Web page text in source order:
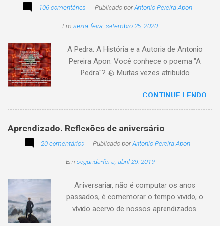
imagem postada a cada quinzena. Acima, a
participação na segunda edição dessa
encantando . Segue a sós o caminhante,
itinerante pensador, sob o céu, sobre o
caminho, toca a vida a caminhar. Vem de
não tarda, não demora,
106 comentários Publicado porAntonio Pereira Apon
Em sexta-feira, setembro 25, 2020
A Pedra: A História e a Autoria de Antonio
Pereira Apon. Você conhece o poema "A
Pedra"? 🪨 Muitas vezes atribuído
é, na verdade, de autoria de Antonio Pereira
Apon, publicado pela primeira vez em 1999 no
utilidade de um objeto depende da perspectiva
de quem o usa. Se você encontrar este texto
creditado a outros nomes, ajude-nos a
compartilhando o crédito correto.
CONTINUE LENDO...
Aprendizado. Reflexões de aniversário
20 comentários Publicado porAntonio Pereira Apon
Em segunda-feira, abril 29, 2019
Aniversariar, não é computar os anos
passados, é comemorar o tempo vivido, o
vívido acervo de nossos aprendizados.